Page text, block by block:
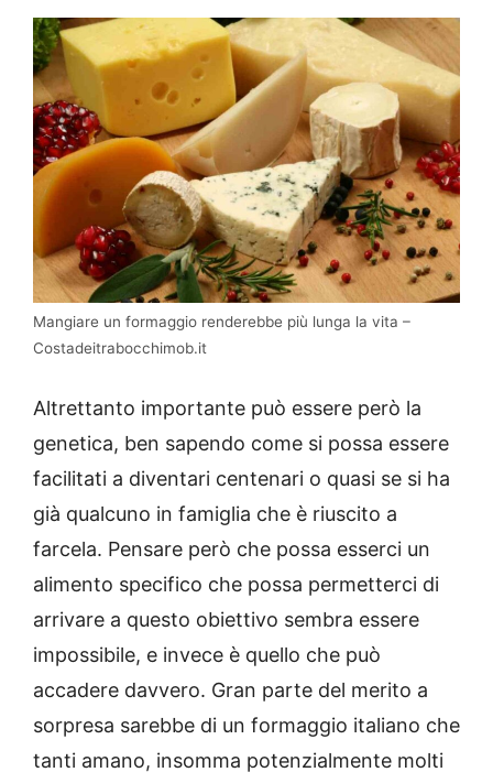
Mangiare un formaggio renderebbe più lunga la vita –
Costadeitrabocchimob.it
Altrettanto importante può essere però la
genetica, ben sapendo come si possa essere
facilitati a diventari centenari o quasi se si ha
già qualcuno in famiglia che è riuscito a
farcela. Pensare però che possa esserci un
alimento specifico che possa permetterci di
arrivare a questo obiettivo sembra essere
impossibile, e invece è quello che può
accadere davvero. Gran parte del merito a
sorpresa sarebbe di un formaggio italiano che
tanti amano, insomma potenzialmente molti